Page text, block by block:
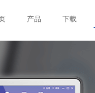
产品 下载